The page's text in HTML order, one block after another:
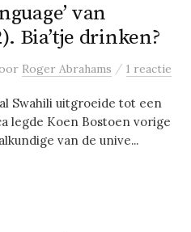
van
Bia’tje drinken?
Roger Abrahams / 1 reactie
Swahili uitgroeide tot een
legde Koen Bostoen vorige
van de unive...